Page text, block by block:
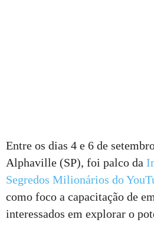
Entre os dias 4 e 6 de
Alphaville (SP), foi palco da
Segredos Milionários do
como foco a capacitação de
interessados em explorar o